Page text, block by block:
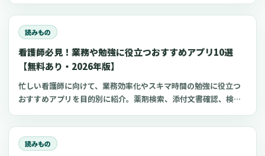
び方、針のゲージと長さ、皮下注射との違い、神経損傷やSIRVA
を避けるポイント、ワクチン接種時の手順までわかりやすく解説
します。
読みもの
看護師必見！業務や勉強に役立つおすすめアプリ10選
【無料あり・2026年版】
忙しい看護師に向けて、業務効率化やスキマ時間の勉強に役立つ
おすすめアプリを目的別に紹介。薬剤検索、添付文書確認、検査
心電図学習、シフト管理など、現場や復職準備で使いやすいアプ
リをまとめました。
読みもの